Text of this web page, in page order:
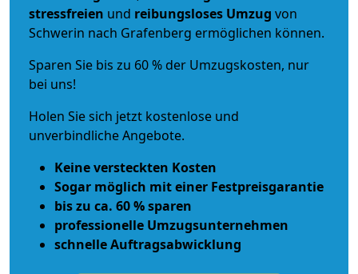
stressfreien und reibungsloses Umzug von
Schwerin nach Grafenberg ermöglichen können.
Sparen Sie bis zu 60 % der Umzugskosten, nur
bei uns!
Holen Sie sich jetzt kostenlose und
unverbindliche Angebote.
Keine versteckten Kosten
Sogar möglich mit einer Festpreisgarantie
bis zu ca. 60 % sparen
professionelle Umzugsunternehmen
schnelle Auftragsabwicklung